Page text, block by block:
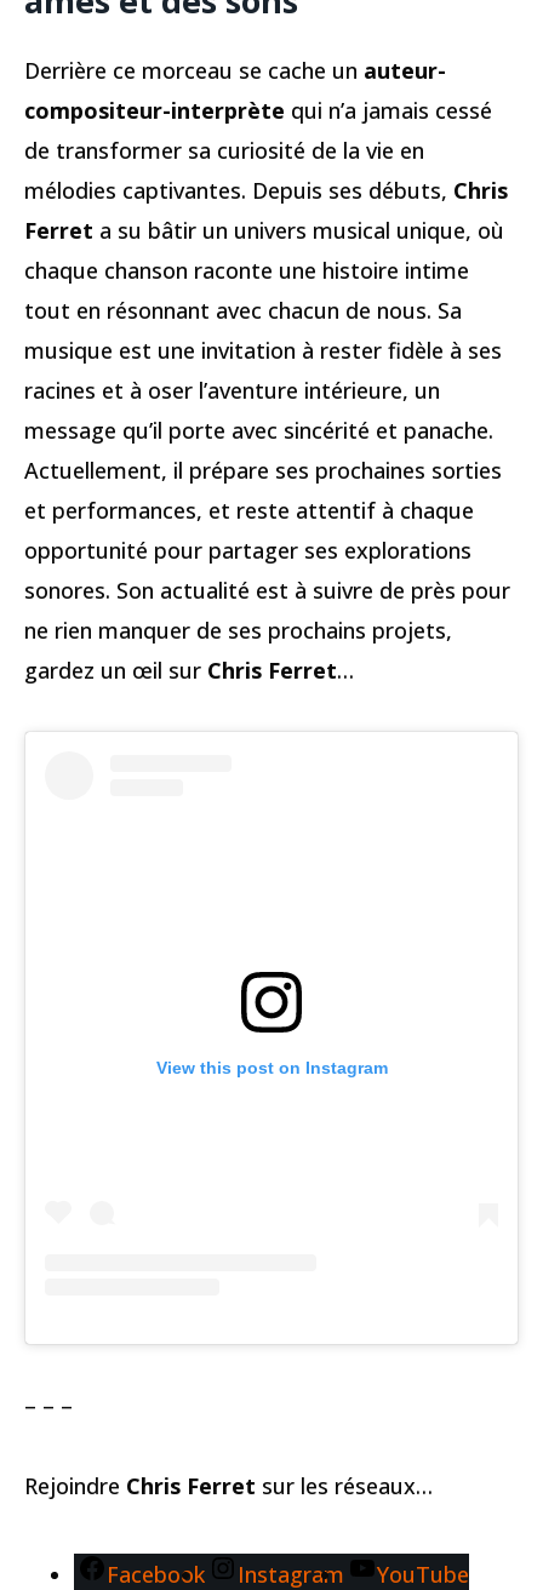
Derrière ce morceau se cache un auteur-
compositeur-interprète qui n’a jamais cessé
de transformer sa curiosité de la vie en
mélodies captivantes. Depuis ses débuts, Chris
Ferret a su bâtir un univers musical unique, où
chaque chanson raconte une histoire intime
tout en résonnant avec chacun de nous. Sa
musique est une invitation à rester fidèle à ses
racines et à oser l’aventure intérieure, un
message qu’il porte avec sincérité et panache.
Actuellement, il prépare ses prochaines sorties
et performances, et reste attentif à chaque
opportunité pour partager ses explorations
sonores. Son actualité est à suivre de près pour
ne rien manquer de ses prochains projets,
gardez un œil sur Chris Ferret…
View this post on Instagram
– – –
Rejoindre Chris Ferret sur les réseaux…
Facebook Instagram YouTube